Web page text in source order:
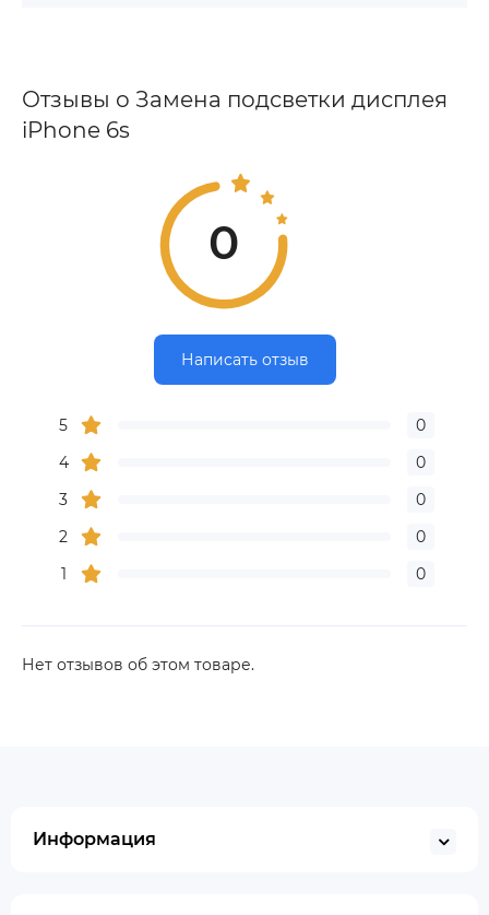
Отзывы о Замена подсветки дисплея
iPhone 6s
0
Написать отзыв
5
0
4
0
3
0
2
0
1
0
Нет отзывов об этом товаре.
Информация